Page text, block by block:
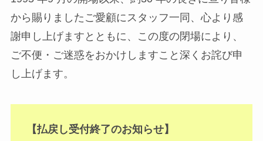
から賜りましたご愛顧にスタッフ一同、心より感
謝申し上げますとともに、この度の閉場により、
ご不便・ご迷惑をおかけしますこと深くお詫び申
し上げます。
【払戻し受付終了のお知らせ】